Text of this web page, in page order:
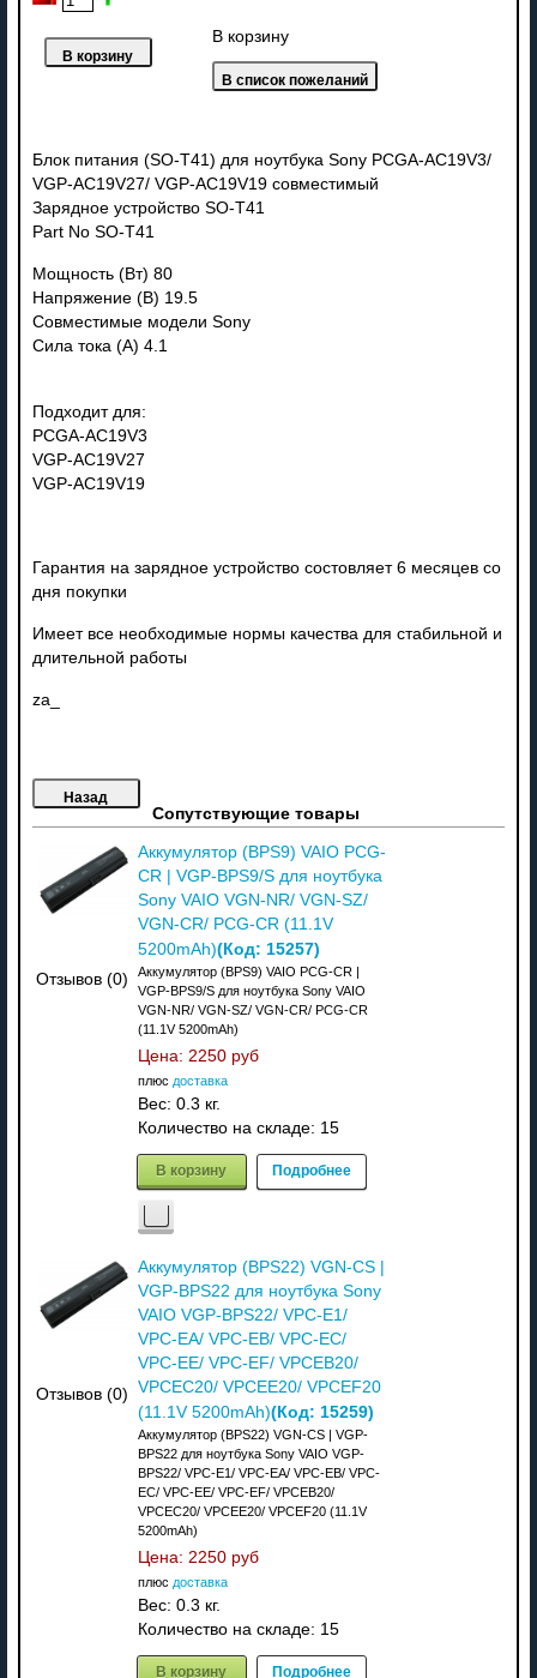
В корзину
Блок питания (SO-T41) для ноутбука Sony PCGA-AC19V3/
VGP-AC19V27/ VGP-AC19V19 совместимый
Зарядное устройство SO-T41
Part No SO-T41
Мощность (Вт) 80
Напряжение (В) 19.5
Совместимые модели Sony
Сила тока (А) 4.1
Подходит для:
PCGA-AC19V3
VGP-AC19V27
VGP-AC19V19
Гарантия на зарядное устройство состовляет 6 месяцев со
дня покупки
Имеет все необходимые нормы качества для стабильной и
длительной работы
za_
Сопутствующие товары
Отзывов (0)
Аккумулятор (BPS9) VAIO PCG-
CR | VGP-BPS9/S для ноутбука
Sony VAIO VGN-NR/ VGN-SZ/
VGN-CR/ PCG-CR (11.1V
5200mAh)(Код: 15257)
Аккумулятор (BPS9) VAIO PCG-CR |
VGP-BPS9/S для ноутбука Sony VAIO
VGN-NR/ VGN-SZ/ VGN-CR/ PCG-CR
(11.1V 5200mAh)
Цена: 2250 руб
плюс доставка
Вес: 0.3 кг.
Количество на складе: 15
В корзину Подробнее
Отзывов (0)
Аккумулятор (BPS22) VGN-CS |
VGP-BPS22 для ноутбука Sony
VAIO VGP-BPS22/ VPC-E1/
VPC-EA/ VPC-EB/ VPC-EC/
VPC-EE/ VPC-EF/ VPCEB20/
VPCEC20/ VPCEE20/ VPCEF20
(11.1V 5200mAh)(Код: 15259)
Аккумулятор (BPS22) VGN-CS | VGP-
BPS22 для ноутбука Sony VAIO VGP-
BPS22/ VPC-E1/ VPC-EA/ VPC-EB/ VPC-
EC/ VPC-EE/ VPC-EF/ VPCEB20/
VPCEC20/ VPCEE20/ VPCEF20 (11.1V
5200mAh)
Цена: 2250 руб
плюс доставка
Вес: 0.3 кг.
Количество на складе: 15
В корзину Подробнее